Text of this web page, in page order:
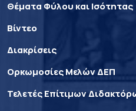
Θέματα Φύλου και Ισότητας
Βίντεο
Διακρίσεις
Ορκωμοσίες Μελών ΔΕΠ
Τελετές Επίτιμων